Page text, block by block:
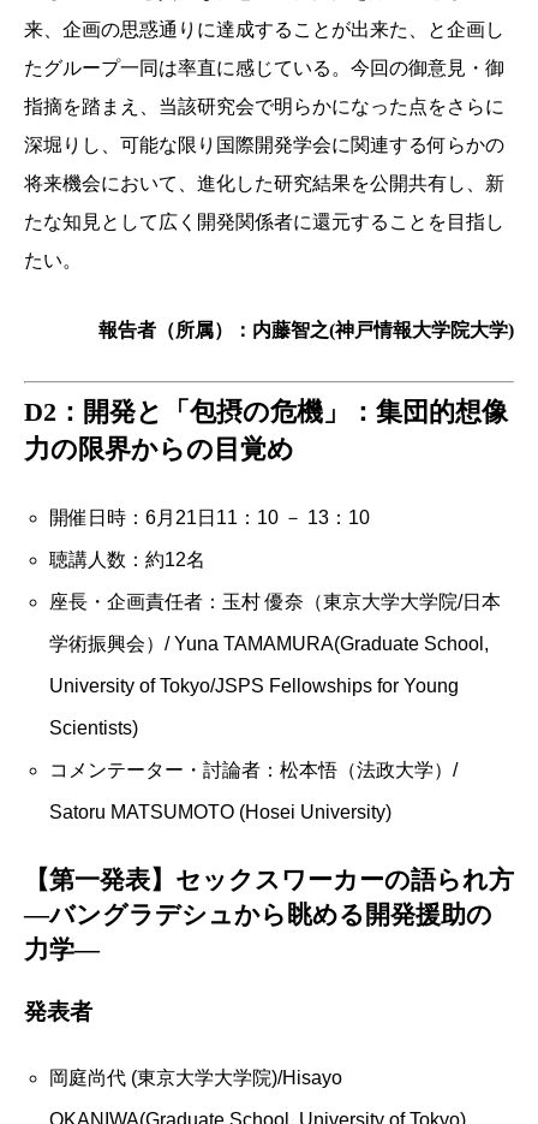
来、企画の思惑通りに達成することが出来た、と企画し
たグループ一同は率直に感じている。今回の御意見・御
指摘を踏まえ、当該研究会で明らかになった点をさらに
深堀りし、可能な限り国際開発学会に関連する何らかの
将来機会において、進化した研究結果を公開共有し、新
たな知見として広く開発関係者に還元することを目指し
たい。
報告者（所属）：内藤智之(神戸情報大学院大学)
D2：開発と「包摂の危機」：集団的想像
力の限界からの目覚め
開催日時：6月21日11：10 － 13：10
聴講人数：約12名
座長・企画責任者：玉村 優奈（東京大学大学院/日本
学術振興会）/ Yuna TAMAMURA(Graduate School,
University of Tokyo/JSPS Fellowships for Young
Scientists)
コメンテーター・討論者：松本悟（法政大学）/
Satoru MATSUMOTO (Hosei University)
【第一発表】セックスワーカーの語られ方
―バングラデシュから眺める開発援助の
力学―
発表者
岡庭尚代 (東京大学大学院)/Hisayo
OKANIWA(Graduate School, University of Tokyo)